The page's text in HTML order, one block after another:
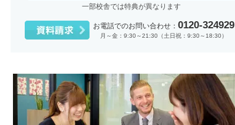
一部校舎では特典が異なります
お電話でのお問い合わせ： 0120-324929
月～金：9:30～21:30（土日祝：9:30～18:30）